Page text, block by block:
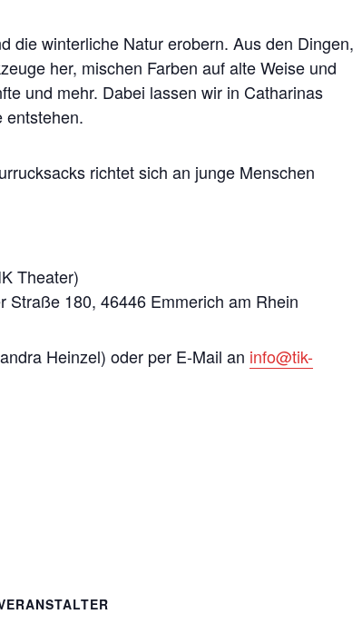
die winterliche Natur erobern. Aus den Dingen,
her, mischen Farben auf alte Weise und
und mehr. Dabei lassen wir in Catharinas
entstehen.
richtet sich an junge Menschen
Theater)
Straße 180, 46446 Emmerich am Rhein
Heinzel) oder per E-Mail an info@tik-